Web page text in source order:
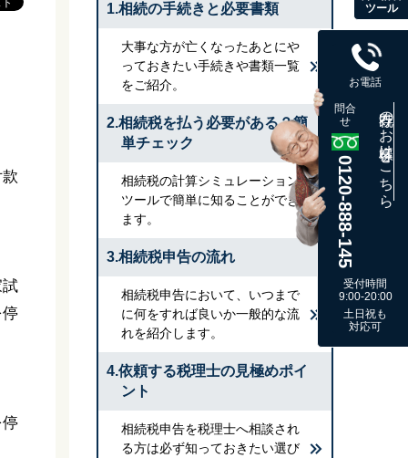
1.相続の手続きと必要書類
大事な方が亡くなったあとにや
っておきたい手続きや書類一覧
をご紹介。
2.相続税を払う必要がある？簡
単チェック
相続税の計算シミュレーション
ツールで簡単に知ることができ
ます。
3.相続税申告の流れ
相続税申告において、いつまで
に何をすれば良いか一般的な流
れを紹介します。
4.依頼する税理士の見極めポイ
ント
相続税申告を税理士へ相談され
る方は必ず知っておきたい選び
ツール
お電話
問合
せ
0120-888-145
既存のお客様はこちら
受付時間
9:00-20:00
土日祝も
対応可